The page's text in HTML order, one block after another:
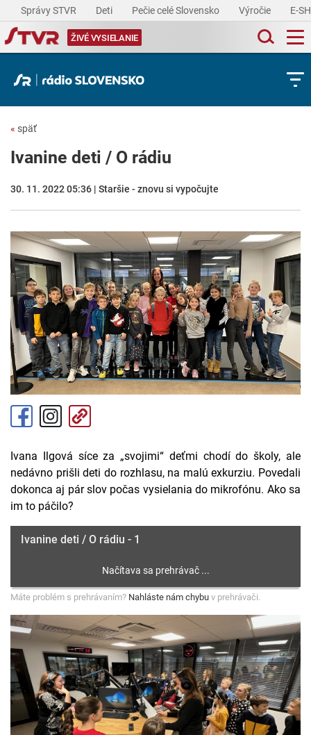
Správy STVR Deti Pečie celé Slovensko Výročie E-
ŽIVÉ VYSIELANIE
« späť
Ivanine deti / O rádiu
30. 11. 2022 05:36 | Staršie - znovu si vypočujte
Ivana Ilgová síce za „svojimi“ deťmi chodí do školy, ale
nedávno prišli deti do rozhlasu, na malú exkurziu. Povedali
dokonca aj pár slov počas vysielania do mikrofónu. Ako sa
im to páčilo?
Ivanine deti / O rádiu - 1
Máte problém s prehrávaním? Nahláste nám chybu v prehrávači.